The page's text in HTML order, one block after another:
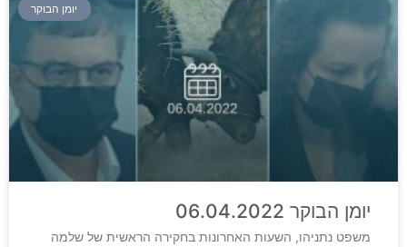
יומן הבוקר
יומן הבוקר 06.04.2022
משפט נתניהו, השעות האחרונות בחקירה הראשית של שלמה